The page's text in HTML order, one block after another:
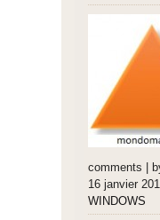
comments
16 janvier
WINDOWS